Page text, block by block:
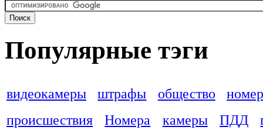
Популярные тэги
видеокамеры штрафы общество
происшествия
Номера камеры ПДД